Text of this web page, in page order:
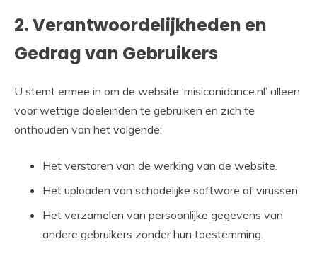
2. Verantwoordelijkheden en
Gedrag van Gebruikers
U stemt ermee in om de website ‘misiconidance.nl’ alleen
voor wettige doeleinden te gebruiken en zich te
onthouden van het volgende:
Het verstoren van de werking van de website.
Het uploaden van schadelijke software of virussen.
Het verzamelen van persoonlijke gegevens van
andere gebruikers zonder hun toestemming.